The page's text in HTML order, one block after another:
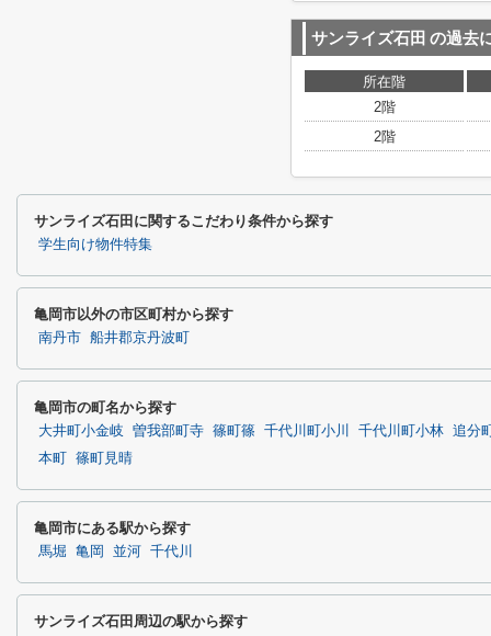
サンライズ石田 の過去
所在階
2階
2階
サンライズ石田に関するこだわり条件から探す
学生向け物件特集
亀岡市以外の市区町村から探す
南丹市 船井郡京丹波町
亀岡市の町名から探す
大井町小金岐 曽我部町寺 篠町篠 千代川町小川 千代川町小林 追分
本町
篠町見晴
亀岡市にある駅から探す
馬堀 亀岡 並河 千代川
サンライズ石田周辺の駅から探す